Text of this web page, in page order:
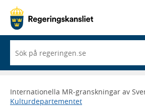
du
börjar
skriva
framträder
en
Internationella MR-granskningar av
Kulturdepartementet